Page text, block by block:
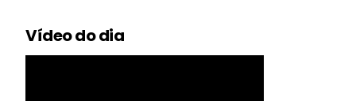
Vídeo do dia